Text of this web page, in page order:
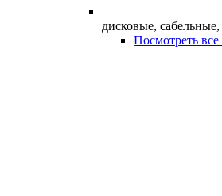
дисковые,
Посмотреть